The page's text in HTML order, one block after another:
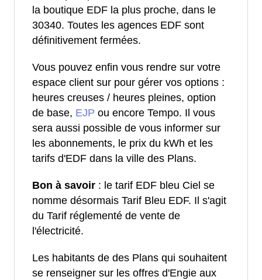
la boutique EDF la plus proche, dans le
30340. Toutes les agences EDF sont
définitivement fermées.
Vous pouvez enfin vous rendre sur votre
espace client sur pour gérer vos options :
heures creuses / heures pleines, option
de base, EJP ou encore Tempo. Il vous
sera aussi possible de vous informer sur
les abonnements, le prix du kWh et les
tarifs d'EDF dans la ville des Plans.
Bon à savoir : le tarif EDF bleu Ciel se
nomme désormais Tarif Bleu EDF. Il s'agit
du Tarif réglementé de vente de
l'électricité.
Les habitants de des Plans qui souhaitent
se renseigner sur les offres d'Engie aux